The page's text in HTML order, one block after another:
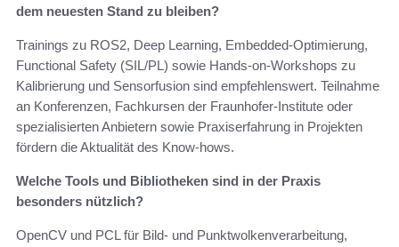
dem neuesten Stand zu bleiben?
Trainings zu ROS2, Deep Learning, Embedded-Optimierung,
Functional Safety (SIL/PL) sowie Hands-on-Workshops zu
Kalibrierung und Sensorfusion sind empfehlenswert. Teilnahme
an Konferenzen, Fachkursen der Fraunhofer-Institute oder
spezialisierten Anbietern sowie Praxiserfahrung in Projekten
fördern die Aktualität des Know-hows.
Welche Tools und Bibliotheken sind in der Praxis
besonders nützlich?
OpenCV und PCL für Bild- und Punktwolkenverarbeitung,